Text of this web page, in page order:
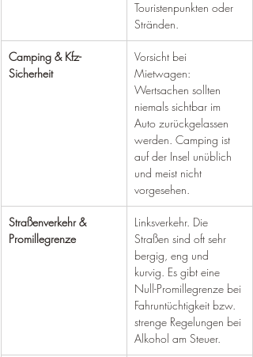
Touristenpunkten oder
Stränden.
Camping & Kfz-
Sicherheit
Vorsicht bei
Mietwagen:
Wertsachen sollten
niemals sichtbar im
Auto zurückgelassen
werden. Camping ist
auf der Insel unüblich
und meist nicht
vorgesehen.
Straßenverkehr &
Promillegrenze
Linksverkehr. Die
Straßen sind oft sehr
bergig, eng und
kurvig. Es gibt eine
Null-Promillegrenze bei
Fahruntüchtigkeit bzw.
strenge Regelungen bei
Alkohol am Steuer.